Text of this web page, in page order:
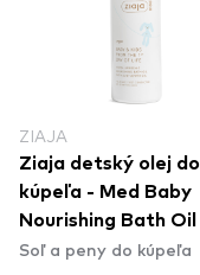
ZIAJA
Ziaja detský olej do
kúpeľa - Med Baby
Nourishing Bath Oil
Soľ a peny do kúpeľa